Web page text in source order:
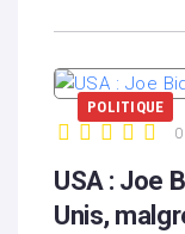
POLITIQUE
0
USA : Joe
Unis,